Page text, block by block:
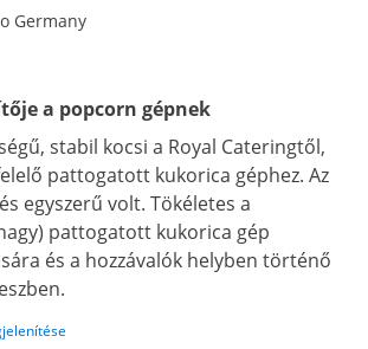
Germany
a popcorn gépnek
stabil kocsi a Royal Cateringtől,
pattogatott kukorica géphez. Az
egyszerű volt. Tökéletes a
pattogatott kukorica gép
és a hozzávalók helyben történő